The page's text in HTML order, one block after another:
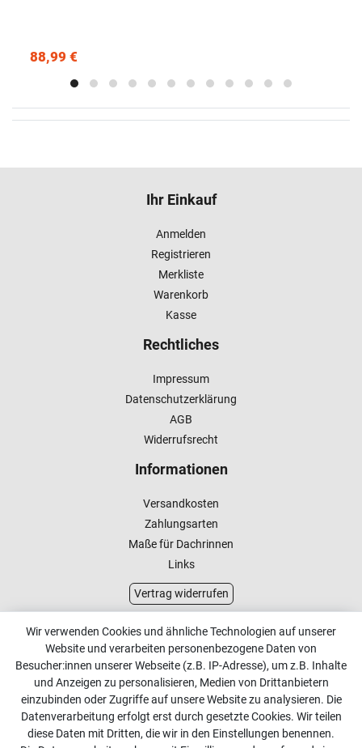
88,99 €
Ihr Einkauf
Anmelden
Registrieren
Merkliste
Warenkorb
Kasse
Rechtliches
Impressum
Datenschutzerklärung
AGB
Widerrufsrecht
Informationen
Versandkosten
Zahlungsarten
Maße für Dachrinnen
Links
Vertrag widerrufen
Kundenservice
Kontakt
Online Retourenservice
Kontakt
info@dachdecker-shop.de
Wir verwenden Cookies und ähnliche Technologien auf unserer
Website und verarbeiten personenbezogene Daten von
Besucher:innen unserer Webseite (z.B. IP-Adresse), um z.B. Inhalte
und Anzeigen zu personalisieren, Medien von Drittanbietern
einzubinden oder Zugriffe auf unsere Website zu analysieren. Die
Datenverarbeitung erfolgt erst durch gesetzte Cookies. Wir teilen
diese Daten mit Dritten, die wir in den Einstellungen benennen.